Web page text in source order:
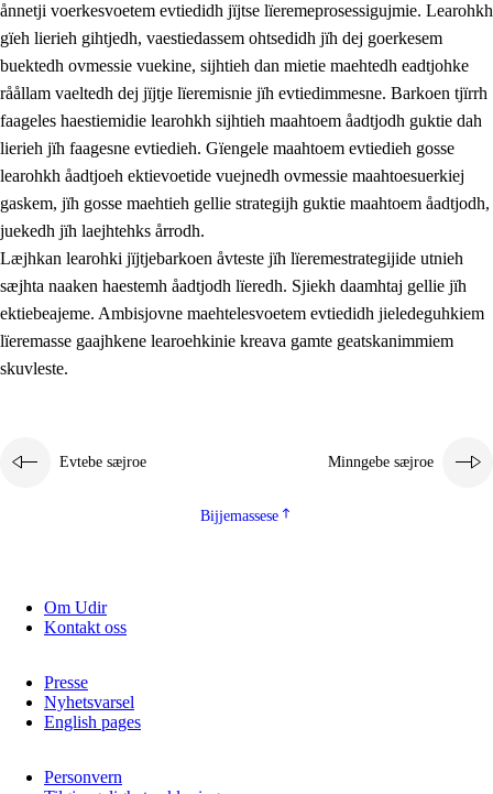
2.1 Sosijaale lïereme jïh evtiedimmie
Maahtoe faagine
2.3 Vihkeles tjiehpiesvoeth
Dåaresthfaageles teemah
ånnetji voerkesvoetem evtiedidh jïjtse lïeremeprosessigujmie. Learohkh
gïeh lierieh gihtjedh, vaestiedassem ohtsedidh jïh dej goerkesem
buektedh ovmessie vuekine, sijhtieh dan mietie maehtedh eadtjohke
råållam vaeltedh dej jïjtje lïeremisnie jïh evtiedimmesne. Barkoen tjïrrh
faageles haestiemidie learohkh sijhtieh maahtoem åadtjodh guktie dah
lierieh jïh faagesne evtiedieh. Gïengele maahtoem evtiedieh gosse
learohkh åadtjoeh ektievoetide vuejnedh ovmessie maahtoesuerkiej
gaskem, jïh gosse maehtieh gellie strategijh guktie maahtoem åadtjodh,
juekedh jïh laejhtehks årrodh.
Læjhkan learohki jïjtjebarkoen åvteste jïh lïeremestrategijide utnieh
sæjhta naaken haestemh åadtjodh lïeredh. Sjiekh daamhtaj gellie jïh
ektiebeajeme. Ambisjovne maehtelesvoetem evtiedidh jieledeguhkiem
lïeremasse gaajhkene learoehkinie kreava gamte geatskanimmiem
skuvleste.
Evtebe sæjroe Minngebe sæjroe
Bijjemassese
Om Udir
Kontakt oss
Presse
Nyhetsvarsel
English pages
Personvern